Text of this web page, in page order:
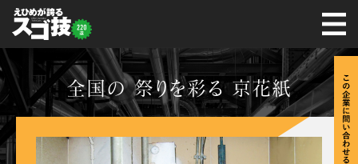
全国の 祭りを彩る 京花紙